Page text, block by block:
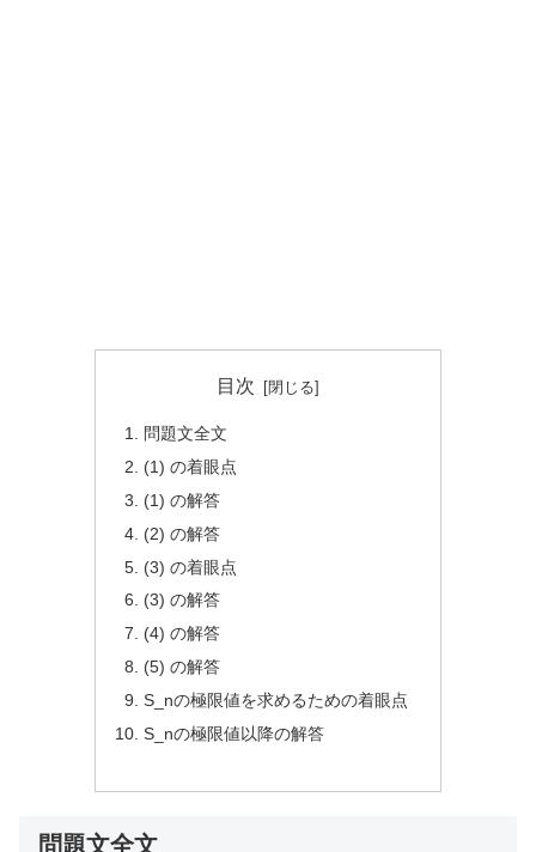
目次
問題文全文
(1) の着眼点
(1) の解答
(2) の解答
(3) の着眼点
(3) の解答
(4) の解答
(5) の解答
S_nの極限値を求めるための着眼点
S_nの極限値以降の解答
問題文全文